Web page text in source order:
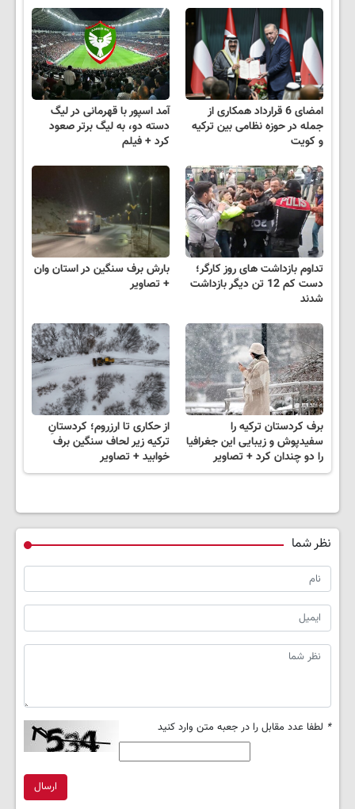
امضای 6 قرارداد همکاری از
جمله در حوزه نظامی بین ترکیه
و کویت
آمد اسپور با قهرمانی در لیگ
دسته دو، به لیگ برتر صعود
کرد + فیلم
تداوم بازداشت های روز کارگر؛
دست کم 12 تن دیگر بازداشت
شدند
بارش برف سنگین در استان وان
+ تصاویر
برف کردستان ترکیه را
سفیدپوش و زیبایی این جغرافیا
را دو چندان کرد + تصاویر
از حکاری تا ارزروم؛ کردستانِ
ترکیه زیر لحاف سنگین برف
خوابید + تصاویر
نظر شما
* لطفا عدد مقابل را در جعبه متن وارد کنید
ارسال